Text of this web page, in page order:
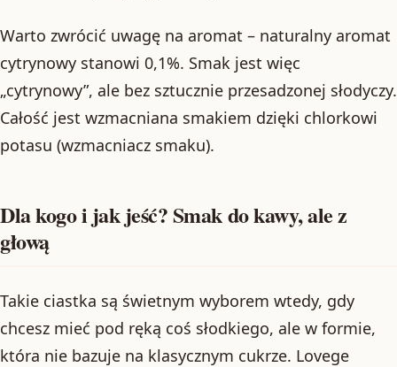
Warto zwrócić uwagę na aromat – naturalny aromat
cytrynowy stanowi 0,1%. Smak jest więc
„cytrynowy”, ale bez sztucznie przesadzonej słodyczy.
Całość jest wzmacniana smakiem dzięki chlorkowi
potasu (wzmacniacz smaku).
Dla kogo i jak jeść? Smak do kawy, ale z
głową
Takie ciastka są świetnym wyborem wtedy, gdy
chcesz mieć pod ręką coś słodkiego, ale w formie,
która nie bazuje na klasycznym cukrze. Lovege